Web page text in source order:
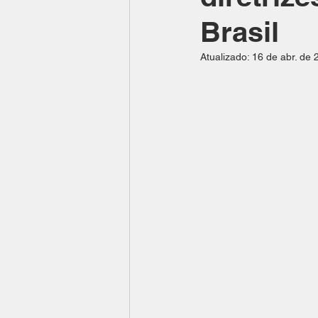
Brasil
Atualizado: 16 de abr. de